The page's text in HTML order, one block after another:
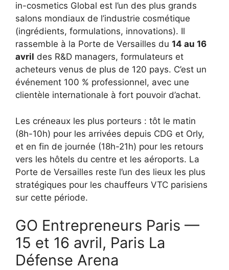
in-cosmetics Global est l’un des plus grands
salons mondiaux de l’industrie cosmétique
(ingrédients, formulations, innovations). Il
rassemble à la Porte de Versailles du 14 au 16
avril des R&D managers, formulateurs et
acheteurs venus de plus de 120 pays. C’est un
événement 100 % professionnel, avec une
clientèle internationale à fort pouvoir d’achat.
Les créneaux les plus porteurs : tôt le matin
(8h-10h) pour les arrivées depuis CDG et Orly,
et en fin de journée (18h-21h) pour les retours
vers les hôtels du centre et les aéroports. La
Porte de Versailles reste l’un des lieux les plus
stratégiques pour les chauffeurs VTC parisiens
sur cette période.
GO Entrepreneurs Paris —
15 et 16 avril, Paris La
Défense Arena